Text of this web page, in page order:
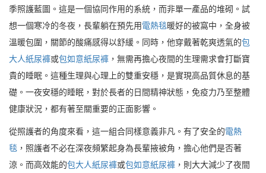
季照護藍圖。這是一個協同作用的系統，而非單一產品的堆砌。試
想一個寒冷的冬夜，長輩躺在預先用電熱毯暖好的被窩中，全身被
溫暖包圍，關節的酸痛感得以舒緩。同時，他穿戴著乾爽透氣的包
大人紙尿褲或包如意紙尿褲 ，無需再擔心夜間的生理需求會打斷寶
貴的睡眠。這種生理與心理上的雙重安穩，是實現高品質休息的基
礎。一夜安穩的睡眠，對於長者的日間精神狀態，免疫力乃至整體
健康狀況，都有著至關重要的正面影響。
從照護者的角度來看，這一組合同樣意義非凡。有了安全的電熱
毯 ，照護者不必在深夜頻繁起身為長輩掖被角，擔心他們是否著
涼。而高效能的包大人紙尿褲或包如意紙尿褲 ，則大大減少了夜間